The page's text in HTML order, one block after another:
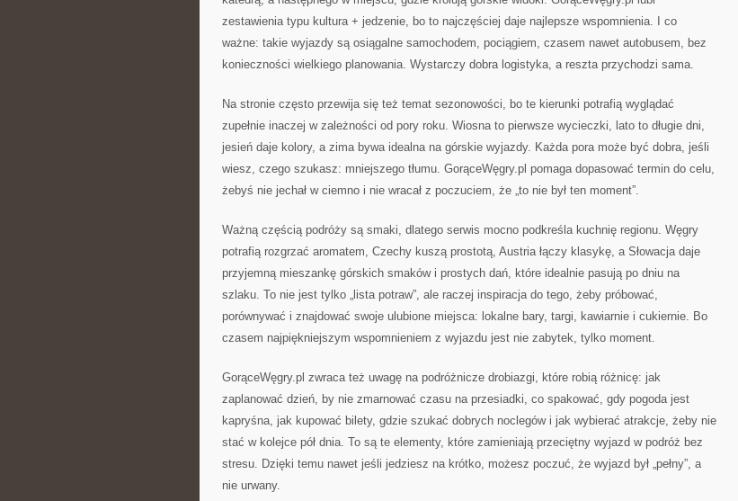
zestawienia typu kultura + jedzenie, bo to najczęściej daje najlepsze wspomnienia. I co
ważne: takie wyjazdy są osiągalne samochodem, pociągiem, czasem nawet autobusem, bez
konieczności wielkiego planowania. Wystarczy dobra logistyka, a reszta przychodzi sama.
Na stronie często przewija się też temat sezonowości, bo te kierunki potrafią wyglądać
zupełnie inaczej w zależności od pory roku. Wiosna to pierwsze wycieczki, lato to długie dni,
jesień daje kolory, a zima bywa idealna na górskie wyjazdy. Każda pora może być dobra, jeśli
wiesz, czego szukasz: mniejszego tłumu. GorąceWęgry.pl pomaga dopasować termin do celu,
żebyś nie jechał w ciemno i nie wracał z poczuciem, że „to nie był ten moment”.
Ważną częścią podróży są smaki, dlatego serwis mocno podkreśla kuchnię regionu. Węgry
potrafią rozgrzać aromatem, Czechy kuszą prostotą, Austria łączy klasykę, a Słowacja daje
przyjemną mieszankę górskich smaków i prostych dań, które idealnie pasują po dniu na
szlaku. To nie jest tylko „lista potraw”, ale raczej inspiracja do tego, żeby próbować,
porównywać i znajdować swoje ulubione miejsca: lokalne bary, targi, kawiarnie i cukiernie. Bo
czasem najpiękniejszym wspomnieniem z wyjazdu jest nie zabytek, tylko moment.
GorąceWęgry.pl zwraca też uwagę na podróżnicze drobiazgi, które robią różnicę: jak
zaplanować dzień, by nie zmarnować czasu na przesiadki, co spakować, gdy pogoda jest
kapryśna, jak kupować bilety, gdzie szukać dobrych noclegów i jak wybierać atrakcje, żeby nie
stać w kolejce pół dnia. To są te elementy, które zamieniają przeciętny wyjazd w podróż bez
stresu. Dzięki temu nawet jeśli jedziesz na krótko, możesz poczuć, że wyjazd był „pełny”, a
nie urwany.